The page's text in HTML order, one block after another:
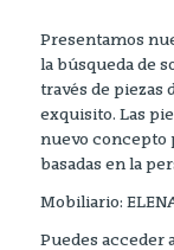
Presentamos
la búsqueda de
través de piezas
exquisito. Las
nuevo concepto
basadas en la
Mobiliario:
Puedes acceder